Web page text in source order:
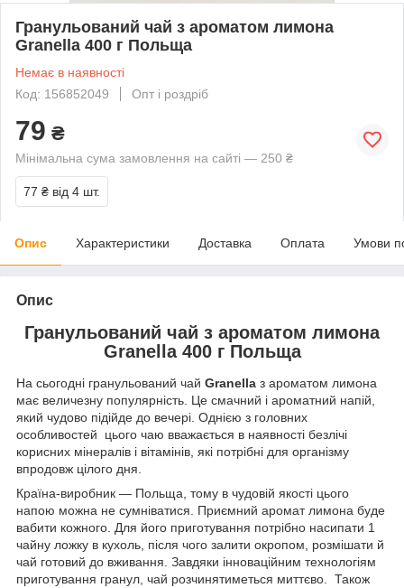
Гранульований чай з ароматом лимона
Granella 400 г Польща
Немає в наявності
Код: 156852049
Опт і роздріб
79 ₴
Мінімальна сума замовлення на сайті — 250 ₴
77 ₴ від 4 шт.
Опис Характеристики Доставка Оплата Умови
Опис
Гранульований чай з ароматом лимона
Granella 400 г Польща
На сьогодні гранульований чай Granella з ароматом лимона
має величезну популярність. Це смачний і ароматний напій,
який чудово підійде до вечері. Однією з головних
особливостей цього чаю вважається в наявності безлічі
корисних мінералів і вітамінів, які потрібні для організму
впродовж цілого дня.
Країна-виробник — Польща, тому в чудовій якості цього
напою можна не сумніватися. Приємний аромат лимона буде
вабити кожного. Для його приготування потрібно насипати 1
чайну ложку в кухоль, після чого залити окропом, розмішати й
чай готовий до вживання. Завдяки інноваційним технологіям
приготування гранул, чай розчинятиметься миттєво. Також